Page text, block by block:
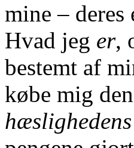
mine –
Hvad jeg er,
bestemt af
købe mig den
hæslighedens